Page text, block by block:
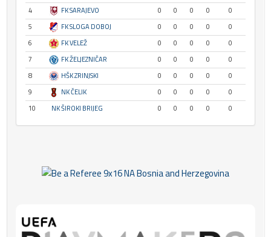
4
FK SARAJEVO 0 0 0 0
0
5
FK SLOGA DOBOJ 0 0 0 0
0
6
FK VELEŽ 0 0 0 0
0
7
FK ŽELJEZNIČAR 0 0 0 0
0
8
HŠK ZRINJSKI 0 0 0 0
0
9
NK ČELIK 0 0 0 0
0
10
NK ŠIROKI BRIJEG 0 0 0 0 0